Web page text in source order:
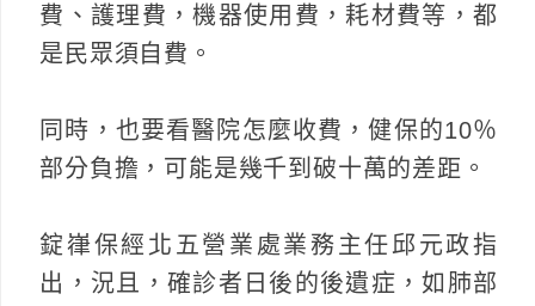
費、護理費，機器使用費，耗材費等，都
是民眾須自費。
同時，也要看醫院怎麼收費，健保的10％
部分負擔，可能是幾千到破十萬的差距。
錠嵂保經北五營業處業務主任邱元政指
出，況且，確診者日後的後遺症，如肺部